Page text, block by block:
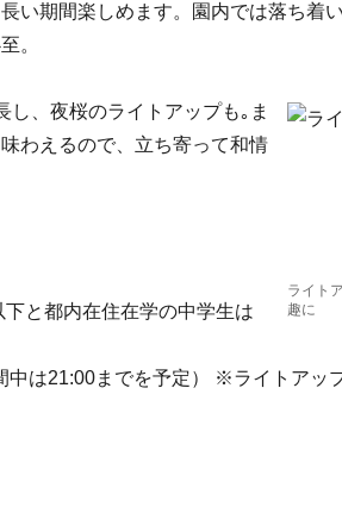
い期間楽しめます。園内では落ち着
。
ライト
趣に
し、夜桜のライトアップも｡ま
わえるので、立ち寄って和情
と都内在住在学の中学生は
中は21:00までを予定） ※ライトアッ